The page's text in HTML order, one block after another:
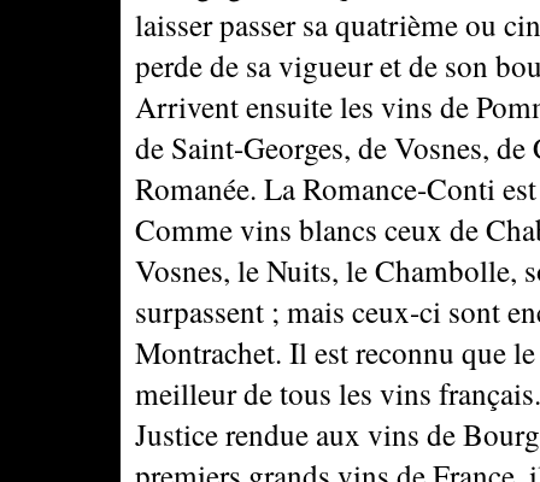
laisser passer sa quatrième ou
perde de sa vigueur et de son
Arrivent ensuite les vins de
de Saint-Georges, de Vosnes,
Romanée. La Romance-Conti
Comme vins blancs ceux de
Vosnes, le Nuits, le Chambolle,
surpassent ; mais ceux-ci sont
Montrachet. Il est reconnu que
meilleur de tous les vins français.
Justice rendue aux vins de